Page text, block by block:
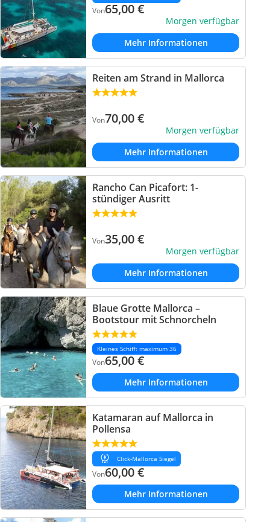
Von65,00€
Morgen verfügbar
Mehr Informationen
Reiten am Strand in Mallorca
Von70,00€
Morgen verfügbar
Mehr Informationen
Rancho Can Picafort: 1-
stündiger Ausritt
Von35,00€
Morgen verfügbar
Mehr Informationen
Blaue Grotte Mallorca –
Bootstour mit Schnorcheln
Kleines Schiff: maximum 36
Von65,00€
Mehr Informationen
Katamaran auf Mallorca in
Pollensa
Click-Mallorca Siegel
Von60,00€
Mehr Informationen